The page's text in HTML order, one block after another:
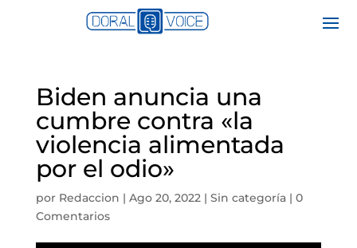
Biden anuncia una
cumbre contra «la
violencia alimentada
por el odio»
por Redaccion | Ago 20, 2022| Sin categoría| 0
Comentarios